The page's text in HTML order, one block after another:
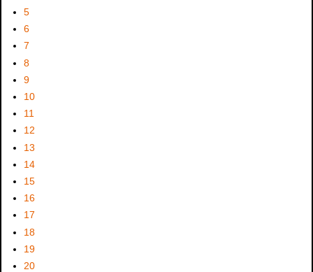
5
6
7
8
9
10
11
12
13
14
15
16
17
18
19
20